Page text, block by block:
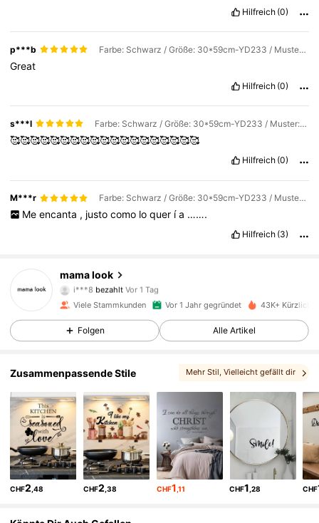
Hilfreich (0)
p***b Farbe: Schwarz / Größe: 30*59cm-YD233 / Muster: Birdie
Great
Hilfreich (0)
s***l Farbe: Schwarz / Größe: 30*59cm-YD233 / Muster: Birdie
🥰🥰🥰🥰🥰🥰🥰🥰🥰🥰🥰🥰🥰🥰🥰🥰🥰🥰🥰
Hilfreich (0)
M***r Farbe: Schwarz / Größe: 30*59cm-YD233 / Muster: Birdie
Me encanta , justo como lo quer ía …….
Hilfreich (3)
mama look
4,88
6.7K Follower
i***8 bezahlt Vor 1 Tag
4,88
4,88 6.7K Follower
4,88 6.7K Follower
4,88 6.7K Follower
Viele Stammkunden Vor 1 Jahr gegründet 43K+ Kürzlich
Folgen Alle Artikel
Zusammenpassende Stile Mehr Stil, Vielleicht gefällt dir
CHF2 ,48 CHF2 ,38 CHF1 ,11 CHF1 ,28 CHF